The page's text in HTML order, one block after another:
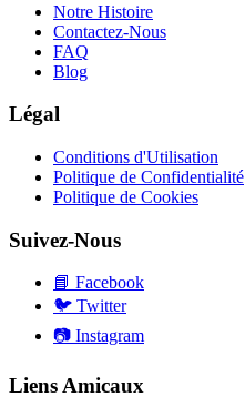
Notre Histoire
Contactez-Nous
FAQ
Blog
Légal
Conditions d'Utilisation
Politique de Confidentialité
Politique de Cookies
Suivez-Nous
📘 Facebook
🐦 Twitter
📷 Instagram
Liens Amicaux